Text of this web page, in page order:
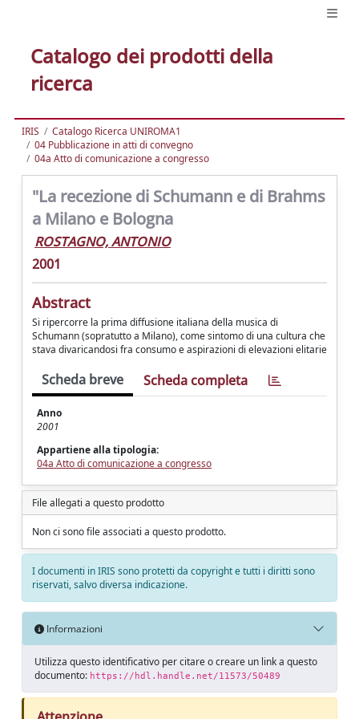
Catalogo dei prodotti della
ricerca
IRIS
Catalogo Ricerca UNIROMA1
04 Pubblicazione in atti di convegno
04a Atto di comunicazione a congresso
"La recezione di Schumann e di Brahms
a Milano e Bologna
ROSTAGNO, ANTONIO
2001
Abstract
Si ripercorre la prima diffusione italiana della musica di
Schumann (sopratutto a Milano), come sintomo di una cultura che
stava divaricandosi fra consumo e aspirazioni di elevazioni elitarie
Scheda breve Scheda completa
Anno
2001
Appartiene alla tipologia:
04a Atto di comunicazione a congresso
File allegati a questo prodotto
Non ci sono file associati a questo prodotto.
I documenti in IRIS sono protetti da copyright e tutti i diritti sono
riservati, salvo diversa indicazione.
Informazioni
Utilizza questo identificativo per citare o creare un link a questo
documento: https://hdl.handle.net/11573/50489